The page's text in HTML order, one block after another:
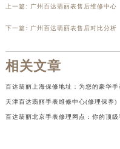
心介绍
上一篇: 广州百达翡丽表售后维修中心
下一篇: 广州百达翡丽表售后对比分析
相关文章
天津百达翡丽手表维修中心(修理保养)